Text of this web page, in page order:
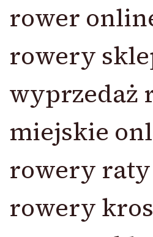
rower
rowery
wyprzedaż
miejskie
rowery
rowery